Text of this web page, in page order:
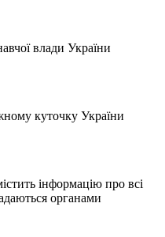
влади України
куточку України
інформацію про всі
органами